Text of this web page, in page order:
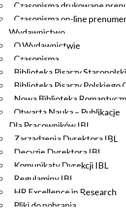
Czasopisma drukowane
Czasopisma on-line
Wydawnictwo
O Wydawnictwie
Czasopisma
Biblioteka Pisarzy
Biblioteka Pisarzy Polskiego
Nowa Biblioteka
Otwarta Nauka – Publikacje
Dla Pracowników IBL
Zarządzenia Dyrektora IBL
Decyzje Dyrektora IBL
Komunikaty Dyrekcji IBL
Regulaminy IBL
HR Excellence in Research
Pliki do pobrania
: Kurs
porozumiewać się poprawnie i
Termin składania dokumentów
Zasady ukończenia kursu
:
prowadzący
2. Terminarz
3. Rekrutacja
Osoby, które chcą zapisać się
wypełnienie formularza